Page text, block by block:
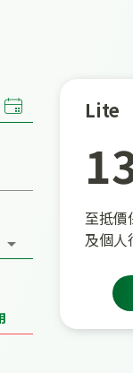
Lite
至抵價
及個人